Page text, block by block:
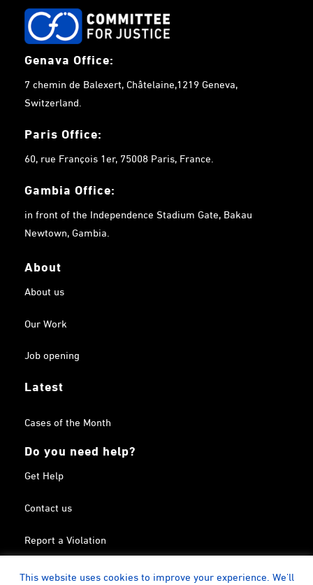
Genava Office:
7 chemin de Balexert, Châtelaine,1219 Geneva,
Switzerland.
Paris Office:
60, rue François 1er, 75008 Paris, France.
Gambia Office:
in front of the Independence Stadium Gate, Bakau
Newtown, Gambia.
About
About us
Our Work
Job opening
Latest
Cases of the Month
Do you need help?
Get Help
Contact us
Report a Violation
Search in the Terrorism List
This website uses cookies to improve your experience. We'll